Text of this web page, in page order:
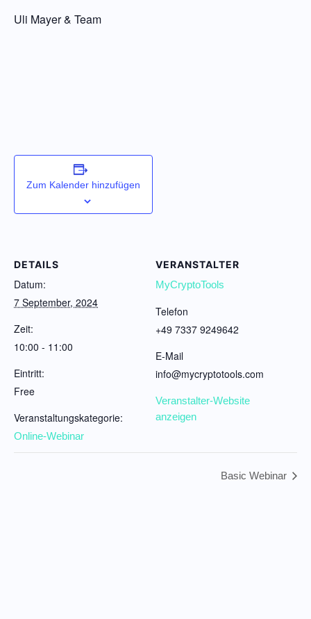
Uli Mayer & Team
Zum Kalender hinzufügen
DETAILS
Datum:
7 September, 2024
Zeit:
10:00 - 11:00
Eintritt:
Free
Veranstaltungskategorie:
Online-Webinar
VERANSTALTER
MyCryptoTools
Telefon
+49 7337 9249642
E-Mail
info@mycryptotools.com
Veranstalter-Website
anzeigen
Basic Webinar